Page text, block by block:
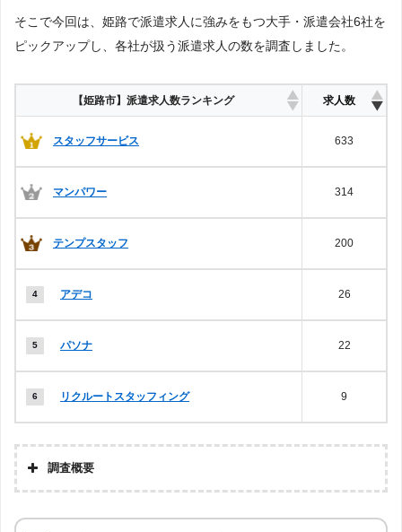
そこで今回は、姫路で派遣求人に強みをもつ大手・派遣会社6社を
ピックアップし、各社が扱う派遣求人の数を調査しました。
【姫路市】派遣求人数ランキング 求人数
スタッフサービス 633
マンパワー 314
テンプスタッフ 200
アデコ 26
パソナ 22
リクルートスタッフィング 9
調査概要